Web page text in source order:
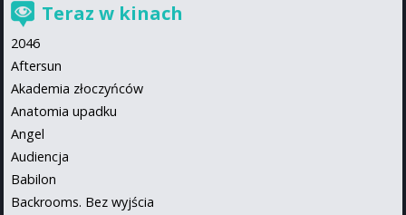
Teraz w kinach
2046
Aftersun
Akademia złoczyńców
Anatomia upadku
Angel
Audiencja
Babilon
Backrooms. Bez wyjścia